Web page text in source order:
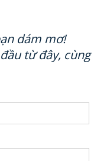
dám mơ!
từ đây, cùng